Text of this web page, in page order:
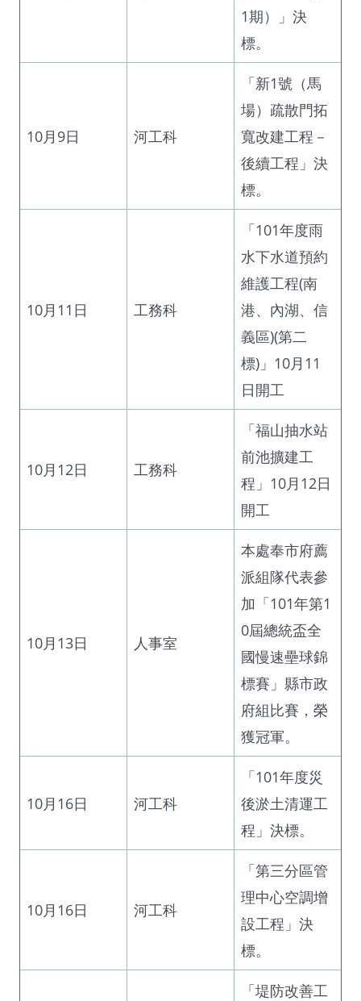
1期）」決
標。
10月9日 河工科
「新1號（馬
場）疏散門拓
寬改建工程－
後續工程」決
標。
10月11日 工務科
「101年度雨
水下水道預約
維護工程(南
港、內湖、信
義區)(第二
標)」10月11
日開工
10月12日 工務科
「福山抽水站
前池擴建工
程」10月12日
開工
10月13日 人事室
本處奉市府薦
派組隊代表參
加「101年第1
0屆總統盃全
國慢速壘球錦
標賽」縣市政
府組比賽，榮
獲冠軍。
10月16日 河工科
「101年度災
後淤土清運工
程」決標。
10月16日 河工科
「第三分區管
理中心空調增
設工程」決
標。
「堤防改善工